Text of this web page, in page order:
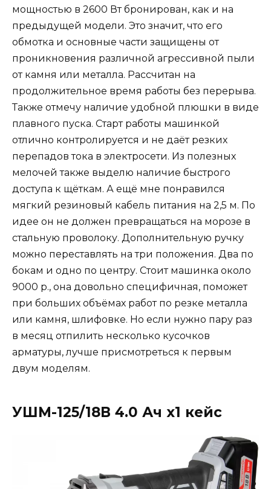
мощностью в 2600 Вт бронирован, как и на
предыдущей модели. Это значит, что его
обмотка и основные части защищены от
проникновения различной агрессивной пыли
от камня или металла. Рассчитан на
продолжительное время работы без перерыва.
Также отмечу наличие удобной плюшки в виде
плавного пуска. Старт работы машинкой
отлично контролируется и не даёт резких
перепадов тока в электросети. Из полезных
мелочей также выделю наличие быстрого
доступа к щёткам. А ещё мне понравился
мягкий резиновый кабель питания на 2,5 м. По
идее он не должен превращаться на морозе в
стальную проволоку. Дополнительную ручку
можно переставлять на три положения. Два по
бокам и одно по центру. Стоит машинка около
9000 р., она довольно специфичная, поможет
при больших объёмах работ по резке металла
или камня, шлифовке. Но если нужно пару раз
в месяц отпилить несколько кусочков
арматуры, лучше присмотреться к первым
двум моделям.
УШМ-125/18В 4.0 Ач х1 кейс